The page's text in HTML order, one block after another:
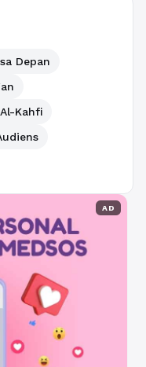
Depan
Kahfi
AD